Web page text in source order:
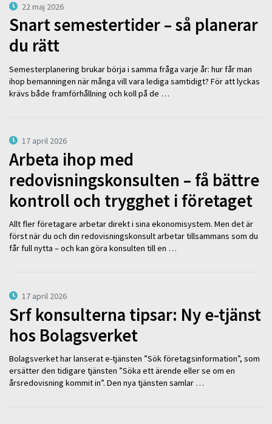
22 maj 2026
Snart semestertider – så planerar
du rätt
Semesterplanering brukar börja i samma fråga varje år: hur får man
ihop bemanningen när många vill vara lediga samtidigt? För att lyckas
krävs både framförhållning och koll på de …
17 april 2026
Arbeta ihop med
redovisningskonsulten – få bättre
kontroll och trygghet i företaget
Allt fler företagare arbetar direkt i sina ekonomisystem. Men det är
först när du och din redovisningskonsult arbetar tillsammans som du
får full nytta – och kan göra konsulten till en …
17 april 2026
Srf konsulterna tipsar: Ny e-tjänst
hos Bolagsverket
Bolagsverket har lanserat e-tjänsten ”Sök företagsinformation”, som
ersätter den tidigare tjänsten ”Söka ett ärende eller se om en
årsredovisning kommit in”. Den nya tjänsten samlar …